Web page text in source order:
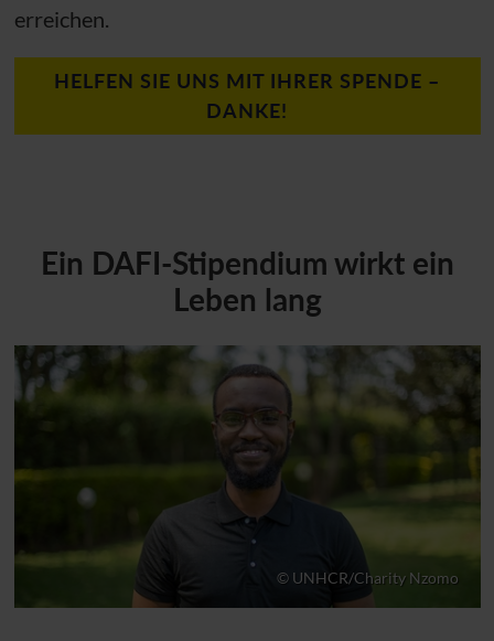
erreichen.
HELFEN SIE UNS MIT IHRER SPENDE –
DANKE!
Ein DAFI-Stipendium wirkt ein
Leben lang
Mohammed Ibrahim ist DAFI-Stipendiat und
© UNHCR/Charity Nzomo